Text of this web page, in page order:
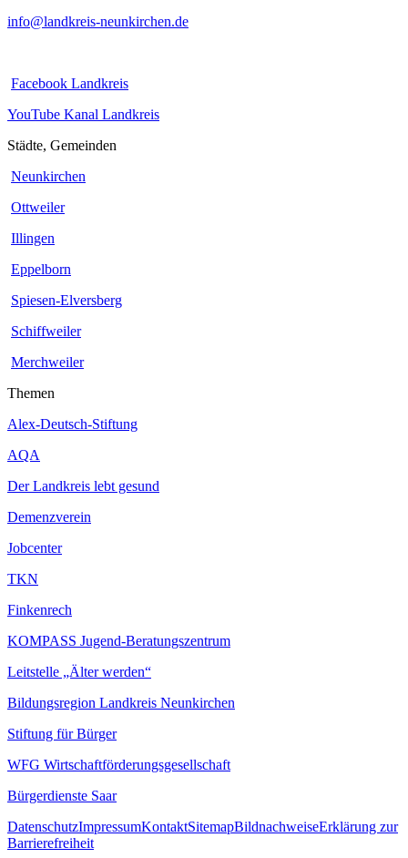
info@landkreis-neunkirchen.de
Facebook Landkreis
YouTube Kanal Landkreis
Städte, Gemeinden
Neunkirchen
Ottweiler
Illingen
Eppelborn
Spiesen-Elversberg
Schiffweiler
Merchweiler
Themen
Alex-Deutsch-Stiftung
AQA
Der Landkreis lebt gesund
Demenzverein
Jobcenter
TKN
Finkenrech
KOMPASS Jugend-Beratungszentrum
Leitstelle „Älter werden“
Bildungsregion Landkreis Neunkirchen
Stiftung für Bürger
WFG Wirtschaftförderungsgesellschaft
Bürgerdienste Saar
DatenschutzImpressumKontaktSitemapBildnachweiseErklärung zur
Barrierefreiheit